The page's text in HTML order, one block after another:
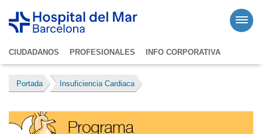
CIUDADANOS PROFESIONALES INFO CORPORATIVA
Portada Insuficiencia Cardiaca